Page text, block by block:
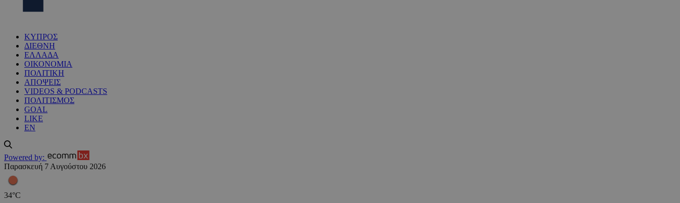
ΚΥΠΡΟΣ
ΔΙΕΘΝΗ
ΕΛΛΑΔΑ
ΟΙΚΟΝΟΜΙΑ
ΠΟΛΙΤΙΚΗ
ΑΠΟΨΕΙΣ
VIDEOS & PODCASTS
ΠΟΛΙΤΙΣΜΟΣ
GOAL
LIKE
EN
Powered by:
Παρασκευή 7 Αυγούστου 2026
34°C